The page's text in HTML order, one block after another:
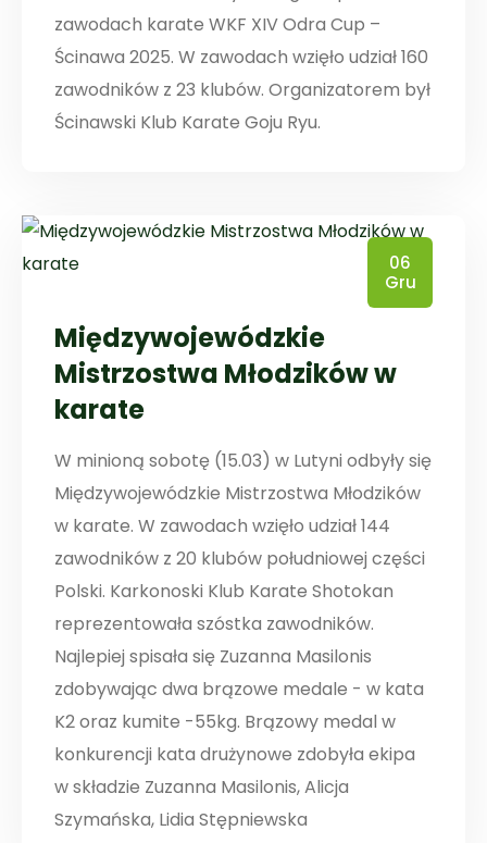
zawodach karate WKF XIV Odra Cup –
Ścinawa 2025. W zawodach wzięło udział 160
zawodników z 23 klubów. Organizatorem był
Ścinawski Klub Karate Goju Ryu.
06
Gru
Międzywojewódzkie
Mistrzostwa Młodzików w
karate
W minioną sobotę (15.03) w Lutyni odbyły się
Międzywojewódzkie Mistrzostwa Młodzików
w karate. W zawodach wzięło udział 144
zawodników z 20 klubów południowej części
Polski. Karkonoski Klub Karate Shotokan
reprezentowała szóstka zawodników.
Najlepiej spisała się Zuzanna Masilonis
zdobywając dwa brązowe medale - w kata
K2 oraz kumite -55kg. Brązowy medal w
konkurencji kata drużynowe zdobyła ekipa
w składzie Zuzanna Masilonis, Alicja
Szymańska, Lidia Stępniewska